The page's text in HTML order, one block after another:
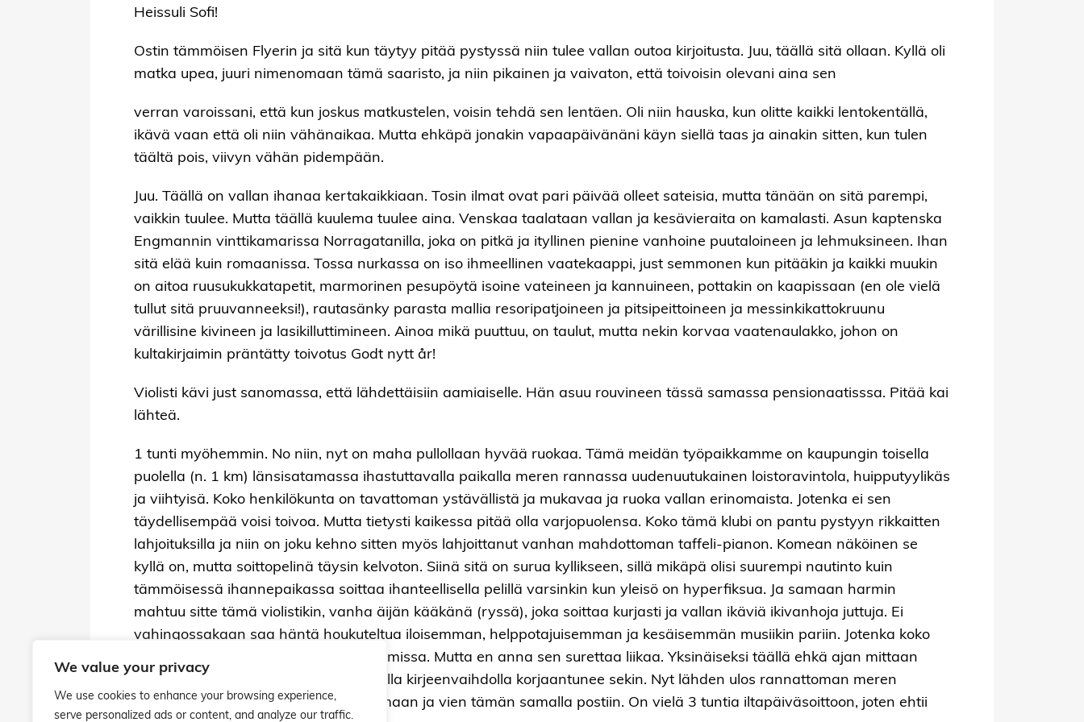
We value your privacy
We use cookies to enhance your browsing experience,
serve personalized ads or content, and analyze our traffic.
Heissuli Sofi!
Ostin tämmöisen Flyerin ja sitä kun täytyy pitää pystyssä niin tulee vallan outoa kirjoitusta. Juu, täällä sitä ollaan. Kyllä oli
matka upea, juuri nimenomaan tämä saaristo, ja niin pikainen ja vaivaton, että toivoisin olevani aina sen
verran varoissani, että kun joskus matkustelen, voisin tehdä sen lentäen. Oli niin hauska, kun olitte kaikki lentokentällä,
ikävä vaan että oli niin vähänaikaa. Mutta ehkäpä jonakin vapaapäivänäni käyn siellä taas ja ainakin sitten, kun tulen
täältä pois, viivyn vähän pidempään.
Juu. Täällä on vallan ihanaa kertakaikkiaan. Tosin ilmat ovat pari päivää olleet sateisia, mutta tänään on sitä parempi,
vaikkin tuulee. Mutta täällä kuulema tuulee aina. Venskaa taalataan vallan ja kesävieraita on kamalasti. Asun kaptenska
Engmannin vinttikamarissa Norragatanilla, joka on pitkä ja ityllinen pienine vanhoine puutaloineen ja lehmuksineen. Ihan
sitä elää kuin romaanissa. Tossa nurkassa on iso ihmeellinen vaatekaappi, just semmonen kun pitääkin ja kaikki muukin
on aitoa ruusukukkatapetit, marmorinen pesupöytä isoine vateineen ja kannuineen, pottakin on kaapissaan (en ole vielä
tullut sitä pruuvanneeksi!), rautasänky parasta mallia resoripatjoineen ja pitsipeittoineen ja messinkikattokruunu
värillisine kivineen ja lasikilluttimineen. Ainoa mikä puuttuu, on taulut, mutta nekin korvaa vaatenaulakko, johon on
kultakirjaimin präntätty toivotus Godt nytt år!
Violisti kävi just sanomassa, että lähdettäisiin aamiaiselle. Hän asuu rouvineen tässä samassa pensionaatisssa. Pitää kai
lähteä.
1 tunti myöhemmin. No niin, nyt on maha pullollaan hyvää ruokaa. Tämä meidän työpaikkamme on kaupungin toisella
puolella (n. 1 km) länsisatamassa ihastuttavalla paikalla meren rannassa uudenuutukainen loistoravintola, huipputyylikäs
ja viihtyisä. Koko henkilökunta on tavattoman ystävällistä ja mukavaa ja ruoka vallan erinomaista. Jotenka ei sen
täydellisempää voisi toivoa. Mutta tietysti kaikessa pitää olla varjopuolensa. Koko tämä klubi on pantu pystyyn rikkaitten
lahjoituksilla ja niin on joku kehno sitten myös lahjoittanut vanhan mahdottoman taffeli-pianon. Komean näköinen se
kyllä on, mutta soittopelinä täysin kelvoton. Siinä sitä on surua kyllikseen, sillä mikäpä olisi suurempi nautinto kuin
tämmöisessä ihannepaikassa soittaa ihanteellisella pelillä varsinkin kun yleisö on hyperfiksua. Ja samaan harmin
mahtuu sitte tämä violistikin, vanha äijän kääkänä (ryssä), joka soittaa kurjasti ja vallan ikäviä ikivanhoja juttuja. Ei
vahingossakaan saa häntä houkuteltua iloisemman, helppotajuisemman ja kesäisemmän musiikin pariin. Jotenka koko
tuo työpuoli on varsin kehnoissa kantimissa. Mutta en anna sen surettaa liikaa. Yksinäiseksi täällä ehkä ajan mittaan
tuntee itsensä myöskin, mutta ahkeralla kirjeenvaihdolla korjaantunee sekin. Nyt lähden ulos rannattoman meren
partaalle kallionkoloon aurinkoa ottamaan ja vien tämän samalla postiin. On vielä 3 tuntia iltapäiväsoittoon, joten ehtii